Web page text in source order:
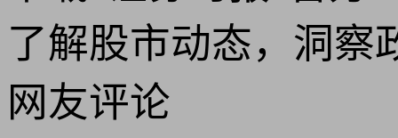
了解股市动态，洞察
网友评论